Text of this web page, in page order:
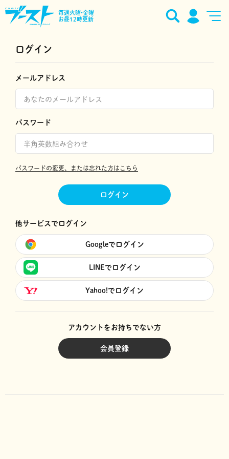
毎週火曜•金曜
お昼12時更新
ログイン
メールアドレス
パスワード
パスワードの変更、または忘れた方はこちら
ログイン
他サービスでログイン
Googleでログイン
LINEでログイン
Yahoo!でログイン
アカウントをお持ちでない方
会員登録